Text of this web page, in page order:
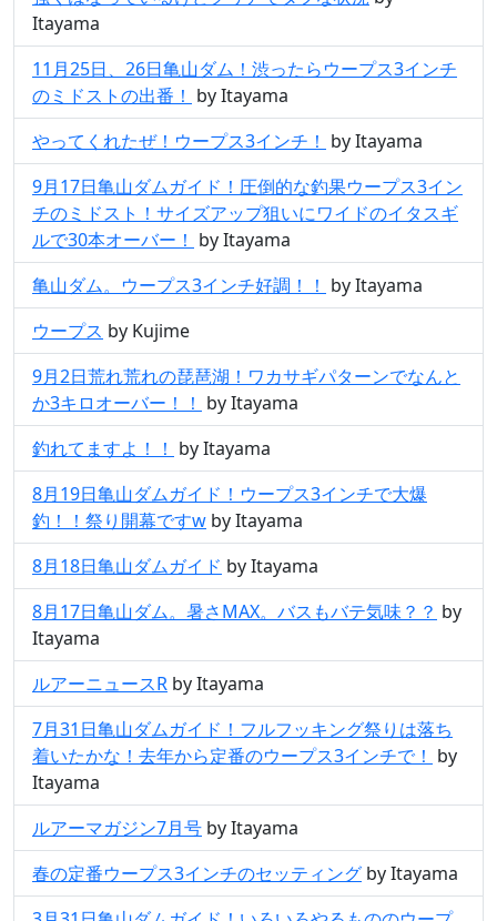
Itayama
11月25日、26日亀山ダム！渋ったらウープス3インチ
のミドストの出番！ by Itayama
やってくれたぜ！ウープス3インチ！ by Itayama
9月17日亀山ダムガイド！圧倒的な釣果ウープス3イン
チのミドスト！サイズアップ狙いにワイドのイタスギ
ルで30本オーバー！ by Itayama
亀山ダム。ウープス3インチ好調！！ by Itayama
ウープス by Kujime
9月2日荒れ荒れの琵琶湖！ワカサギパターンでなんと
か3キロオーバー！！ by Itayama
釣れてますよ！！ by Itayama
8月19日亀山ダムガイド！ウープス3インチで大爆
釣！！祭り開幕ですw by Itayama
8月18日亀山ダムガイド by Itayama
8月17日亀山ダム。暑さMAX。バスもバテ気味？？ by
Itayama
ルアーニュースR by Itayama
7月31日亀山ダムガイド！フルフッキング祭りは落ち
着いたかな！去年から定番のウープス3インチで！ by
Itayama
ルアーマガジン7月号 by Itayama
春の定番ウープス3インチのセッティング by Itayama